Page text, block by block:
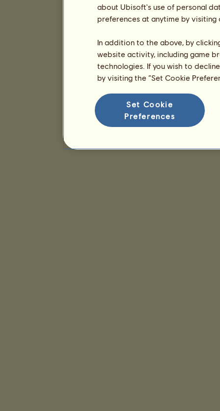
about Ubisoft's use of personal
preferences at anytime by
In addition to the above, by
website activity, including game
technologies. If you wish to
by visiting the “Set Cookie
Set Cookie
Preferences